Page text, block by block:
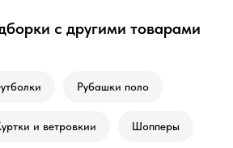
с другими товарами
Рубашки поло
и ветровкии Шопперы